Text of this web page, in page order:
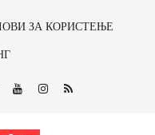
ЗА КОРИСТЕЊЕ